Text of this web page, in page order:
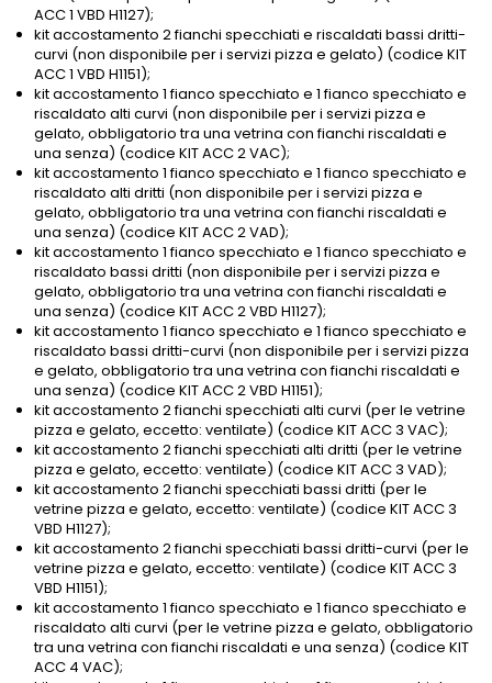
ACC 1 VBD H1127);
kit accostamento 2 fianchi specchiati e riscaldati bassi dritti-
curvi (non disponibile per i servizi pizza e gelato) (codice KIT
ACC 1 VBD H1151);
kit accostamento 1 fianco specchiato e 1 fianco specchiato e
riscaldato alti curvi (non disponibile per i servizi pizza e
gelato, obbligatorio tra una vetrina con fianchi riscaldati e
una senza) (codice KIT ACC 2 VAC);
kit accostamento 1 fianco specchiato e 1 fianco specchiato e
riscaldato alti dritti (non disponibile per i servizi pizza e
gelato, obbligatorio tra una vetrina con fianchi riscaldati e
una senza) (codice KIT ACC 2 VAD);
kit accostamento 1 fianco specchiato e 1 fianco specchiato e
riscaldato bassi dritti (non disponibile per i servizi pizza e
gelato, obbligatorio tra una vetrina con fianchi riscaldati e
una senza) (codice KIT ACC 2 VBD H1127);
kit accostamento 1 fianco specchiato e 1 fianco specchiato e
riscaldato bassi dritti-curvi (non disponibile per i servizi pizza
e gelato, obbligatorio tra una vetrina con fianchi riscaldati e
una senza) (codice KIT ACC 2 VBD H1151);
kit accostamento 2 fianchi specchiati alti curvi (per le vetrine
pizza e gelato, eccetto: ventilate) (codice KIT ACC 3 VAC);
kit accostamento 2 fianchi specchiati alti dritti (per le vetrine
pizza e gelato, eccetto: ventilate) (codice KIT ACC 3 VAD);
kit accostamento 2 fianchi specchiati bassi dritti (per le
vetrine pizza e gelato, eccetto: ventilate) (codice KIT ACC 3
VBD H1127);
kit accostamento 2 fianchi specchiati bassi dritti-curvi (per le
vetrine pizza e gelato, eccetto: ventilate) (codice KIT ACC 3
VBD H1151);
kit accostamento 1 fianco specchiato e 1 fianco specchiato e
riscaldato alti curvi (per le vetrine pizza e gelato, obbligatorio
tra una vetrina con fianchi riscaldati e una senza) (codice KIT
ACC 4 VAC);